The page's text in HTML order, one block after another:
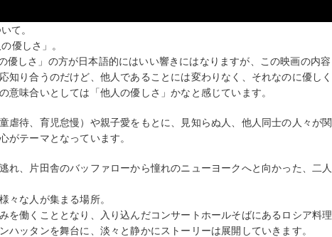
て。
優しさ」。
しさ」の方が日本語的にはいい響きにはなりますが、この映画の内容
知り合うのだけど、他人であることには変わりなく、それなのに優しく
味合いとしては「他人の優しさ」かなと感じています。
虐待、育児怠慢）や親子愛をもとに、見知らぬ人、他人同士の人々が関
がテーマとなっています。
れ、片田舎のバッファローから憧れのニューヨークへと向かった、二人
々な人が集まる場所。
を働くこととなり、入り込んだコンサートホールそばにあるロシア料理
ッタンを舞台に、淡々と静かにストーリーは展開していきます。